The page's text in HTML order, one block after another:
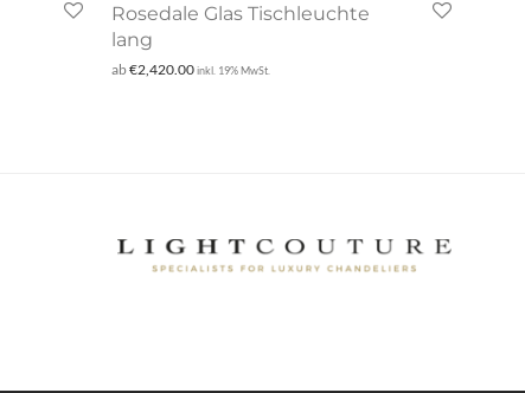
Rosedale Glas Tischleuchte
lang
ab€2,420.00inkl. 19% MwSt.